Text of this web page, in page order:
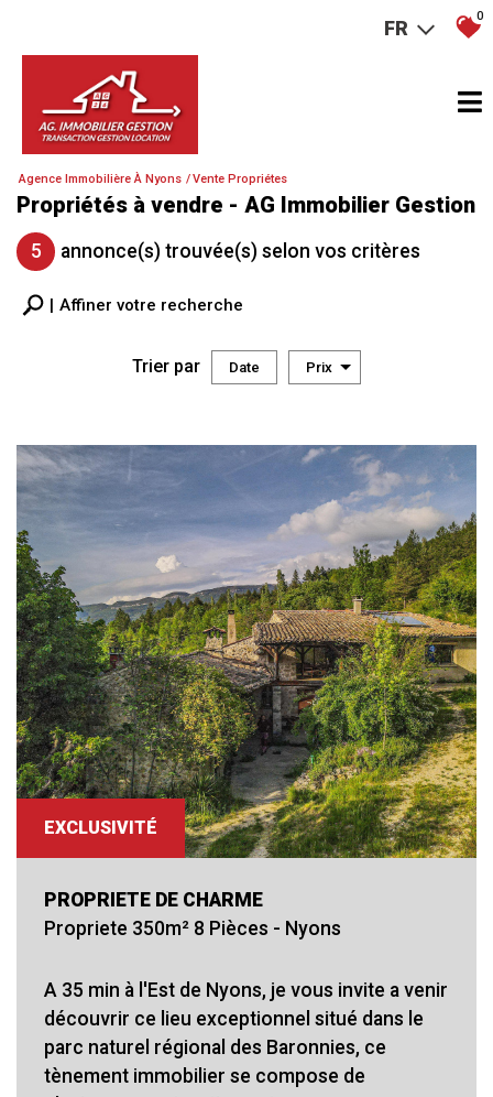
FR
0
Agence Immobilière À Nyons Vente Propriétes
Propriétés à vendre - AG Immobilier Gestion
5 annonce(s) trouvée(s) selon vos critères
Affiner votre recherche
5KM 10KM 25KM
Piscine Parking Terrasse
RECHERCHER
+ de critéres +
Trier par Date Prix
EXCLUSIVITÉ
PROPRIETE DE CHARME
Propriete 350m² 8 Pièces - Nyons
A 35 min à l'Est de Nyons, je vous invite a venir
découvrir ce lieu exceptionnel situé dans le
parc naturel régional des Baronnies, ce
tènement immobilier se compose de